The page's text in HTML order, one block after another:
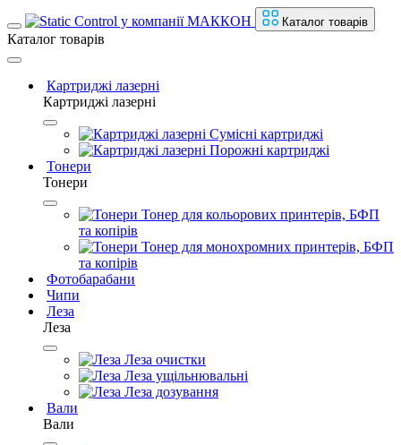
Каталог товарів
Каталог товарів
Картриджі лазерні
Картриджі лазерні
Сумісні картриджі
Порожні картриджі
Тонери
Тонери
Тонер для кольорових принтерів, БФП
та копірів
Тонер для монохромних принтерів, БФП
та копірів
Фотобарабани
Чипи
Леза
Леза
Леза очистки
Леза ущільнювальні
Леза дозування
Вали
Вали